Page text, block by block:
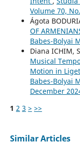
Volume 70,
Ágota
OF
Babes-Bolyai
Diana ICHIM,
Musical
Motion in
Babes-Bolyai
December
1 2 3 > >>
Similar Articles